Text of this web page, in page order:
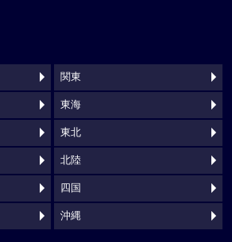
関東
東海
東北
北陸
四国
沖縄